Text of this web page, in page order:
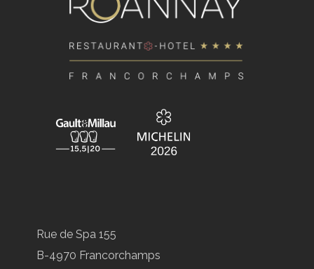
Rue de Spa 155
B-4970 Francorchamps